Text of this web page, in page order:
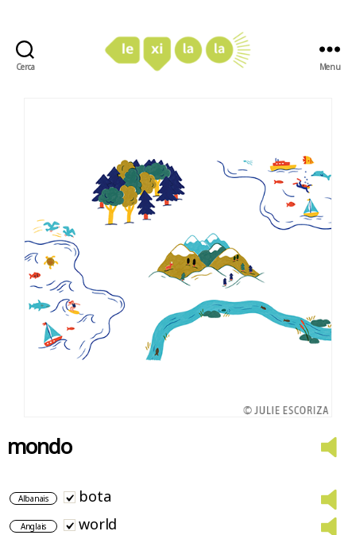
Cerca Menu
mondo
Albanais bota
Anglais world